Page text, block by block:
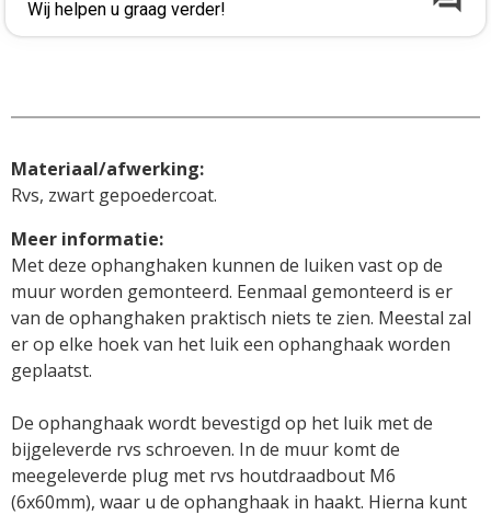
Wij helpen u graag verder!
Materiaal/afwerking:
Rvs, zwart gepoedercoat.
Met deze ophanghaken kunnen de luiken vast op de
muur worden gemonteerd. Eenmaal gemonteerd is er
van de ophanghaken praktisch niets te zien. Meestal zal
er op elke hoek van het luik een ophanghaak worden
geplaatst.
De ophanghaak wordt bevestigd op het luik met de
bijgeleverde rvs schroeven. In de muur komt de
meegeleverde plug met rvs houtdraadbout M6
(6x60mm), waar u de ophanghaak in haakt. Hierna kunt